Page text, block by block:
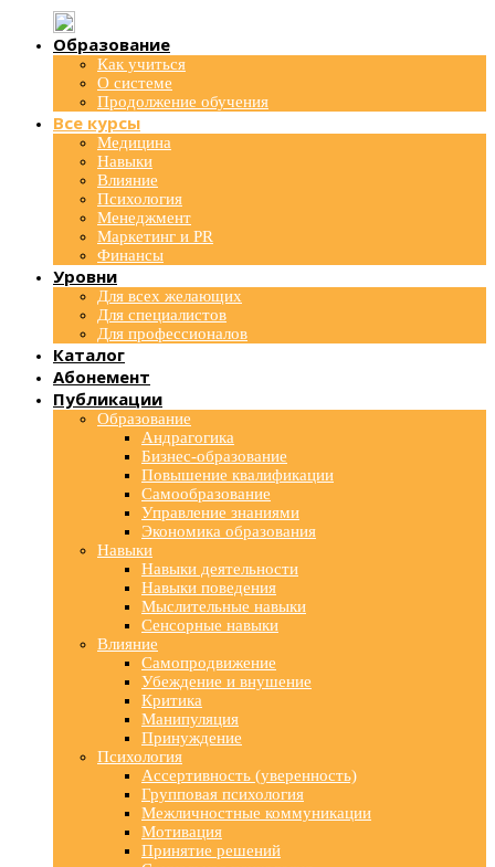
Образование
Как учиться
О системе
Продолжение обучения
Все курсы
Медицина
Навыки
Влияние
Психология
Менеджмент
Маркетинг и PR
Финансы
Уровни
Для всех желающих
Для специалистов
Для профессионалов
Каталог
Абонемент
Публикации
Образование
Андрагогика
Бизнес-образование
Повышение квалификации
Самообразование
Управление знаниями
Экономика образования
Навыки
Навыки деятельности
Навыки поведения
Мыслительные навыки
Сенсорные навыки
Влияние
Самопродвижение
Убеждение и внушение
Критика
Манипуляция
Принуждение
Психология
Ассертивность (уверенность)
Групповая психология
Межличностные коммуникации
Мотивация
Принятие решений